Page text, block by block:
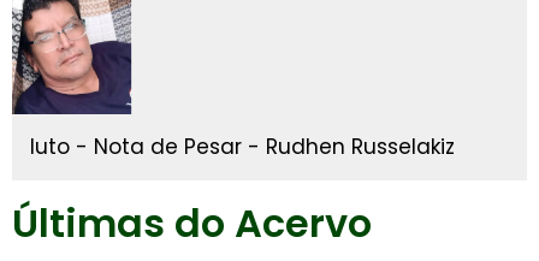
luto - Nota de Pesar - Rudhen Russelakiz
Últimas do Acervo